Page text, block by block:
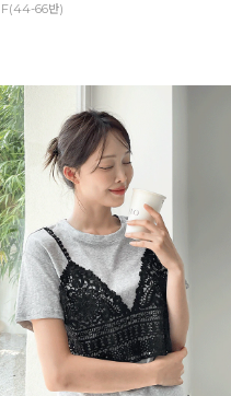
F(44-66반)